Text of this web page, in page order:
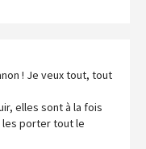
! Je veux tout, tout
elles sont à la fois
les porter tout le